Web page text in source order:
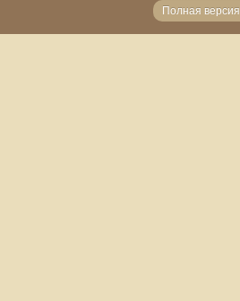
Полная версия